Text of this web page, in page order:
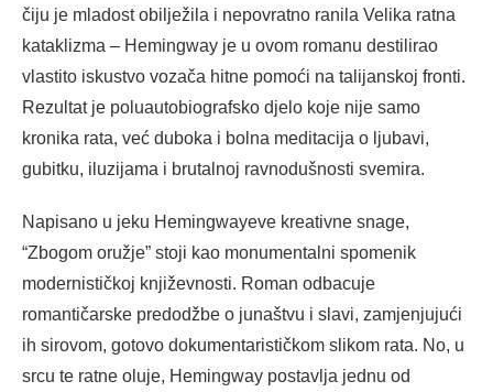
čiju je mladost obilježila i nepovratno ranila Velika ratna
kataklizma – Hemingway je u ovom romanu destilirao
vlastito iskustvo vozača hitne pomoći na talijanskoj fronti.
Rezultat je poluautobiografsko djelo koje nije samo
kronika rata, već duboka i bolna meditacija o ljubavi,
gubitku, iluzijama i brutalnoj ravnodušnosti svemira.
Napisano u jeku Hemingwayeve kreativne snage,
“Zbogom oružje” stoji kao monumentalni spomenik
modernističkoj književnosti. Roman odbacuje
romantičarske predodžbe o junaštvu i slavi, zamjenjujući
ih sirovom, gotovo dokumentarističkom slikom rata. No, u
srcu te ratne oluje, Hemingway postavlja jednu od